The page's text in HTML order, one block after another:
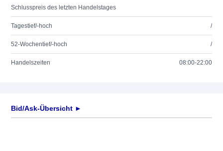
Schlusspreis des letzten Handelstages
Tagestief/-hoch /
52-Wochentief/-hoch /
Handelszeiten 08:00-22:00
Bid/Ask-Übersicht ►